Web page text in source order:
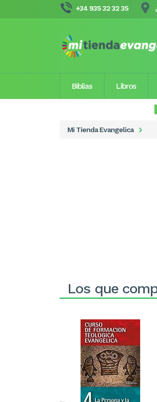
+34 935 32 32 35
Biblias Libros
Mi Tienda Evangelica
Los que